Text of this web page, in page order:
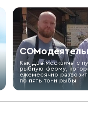
Как два москвича с
рыбную ферму,
ежемесячно
по пять тонн рыбы